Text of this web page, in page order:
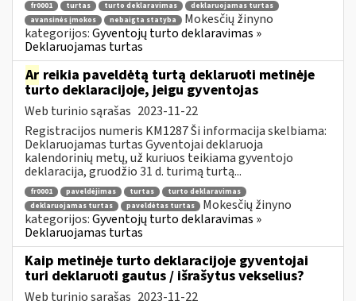
fr0001 turtas turto deklaravimas
deklaruojamas turtas
avansinės įmokos
nebaigta statyba
Mokesčių žinyno
kategorijos:Gyventojų turto deklaravimas »
Deklaruojamas turtas
Ar reikia paveldėtą turtą deklaruoti metinėje
turto deklaracijoje, jeigu gyventojas
Web turinio sąrašas 2023-11-22
Registracijos numeris KM1287 Ši informacija skelbiama:
Deklaruojamas turtas Gyventojai deklaruoja
kalendorinių metų, už kuriuos teikiama gyventojo
deklaracija, gruodžio 31 d. turimą turtą...
fr0001 paveldėjimas turtas
turto deklaravimas
deklaruojamas turtas
paveldėtas turtas
Mokesčių žinyno
kategorijos:Gyventojų turto deklaravimas »
Deklaruojamas turtas
Kaip metinėje turto deklaracijoje gyventojai
turi deklaruoti gautus / išrašytus vekselius?
Web turinio sąrašas 2023-11-22